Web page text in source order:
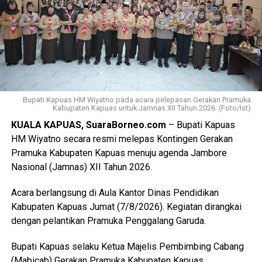
penggunaan lahan singkronisasi dengan RTRW dan RDTR.
“Oleh karena itu terkait hal tersebut kami menyepakati data
final LP2B data LCP2B menyempurnakan Raperda melalui
proses harmonisasi dan pembahasan DPRD,” ujarnya.
(Ujg/SB)
Views: 5
Bagikan ke
WhatsApp 0 Facebook 0
Bupati Kapuas HM Wiyatno pada acara pelepasan Gerakan Pramuka
Kabupaten Kapuas untuk Jamnas XII Tahun 2026. (Foto/Ist)
KUALA KAPUAS, SuaraBorneo.com – Bupati Kapuas
HM Wiyatno secara resmi melepas Kontingen Gerakan
Pramuka Kabupaten Kapuas menuju agenda Jambore
Nasional (Jamnas) XII Tahun 2026.
Acara berlangsung di Aula Kantor Dinas Pendidikan
Kabupaten Kapuas Jumat (7/8/2026). Kegiatan dirangkai
dengan pelantikan Pramuka Penggalang Garuda.
Bupati Kapuas selaku Ketua Majelis Pembimbing Cabang